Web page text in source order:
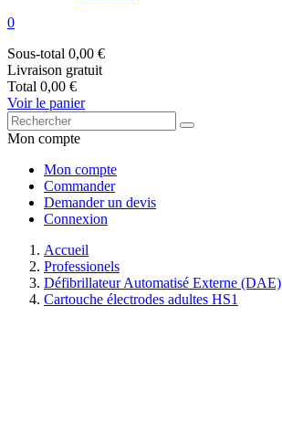
0
Sous-total 0,00 €
Livraison gratuit
Total 0,00 €
Voir le panier
Mon compte
Mon compte
Commander
Demander un devis
Connexion
Accueil
Professionels
Défibrillateur Automatisé Externe (DAE)
Cartouche électrodes adultes HS1